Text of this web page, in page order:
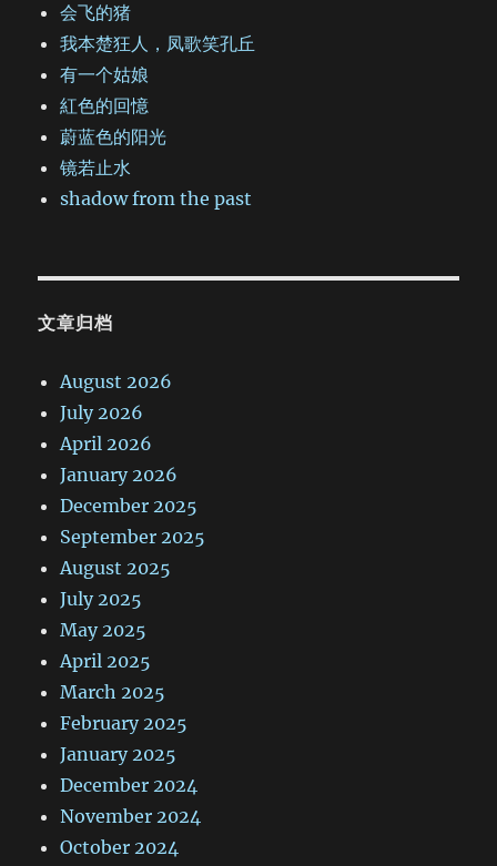
会飞的猪
我本楚狂人，凤歌笑孔丘
有一个姑娘
紅色的回憶
蔚蓝色的阳光
镜若止水
shadow from the past
文章归档
August 2026
July 2026
April 2026
January 2026
December 2025
September 2025
August 2025
July 2025
May 2025
April 2025
March 2025
February 2025
January 2025
December 2024
November 2024
October 2024